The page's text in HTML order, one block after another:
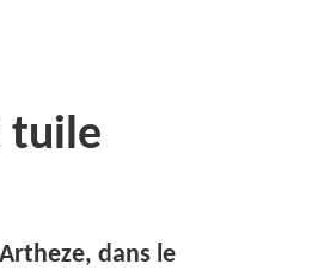
tuile
dans le